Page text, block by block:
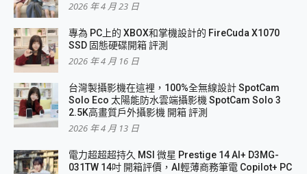
2026 年 4 月 23 日
專為 PC上的 XBOX和掌機設計的 FireCuda X1070
SSD 固態硬碟開箱 評測
2026 年 4 月 16 日
台灣製攝影機在這裡，100%全無線設計 SpotCam
Solo Eco 太陽能防水雲端攝影機 SpotCam Solo 3
2.5K高畫質戶外攝影機 開箱 評測
2026 年 4 月 13 日
電力超超超持久 MSI 微星 Prestige 14 AI+ D3MG-
031TW 14吋 開箱評價，AI輕薄商務筆電 Copilot+ PC